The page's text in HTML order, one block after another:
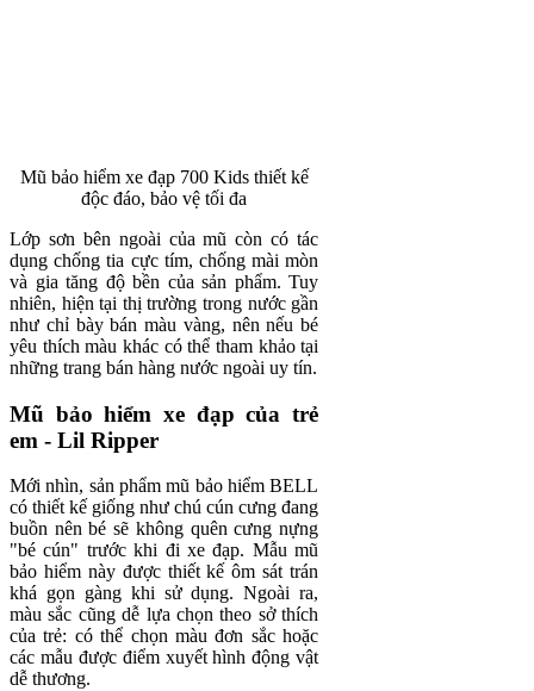
Mũ bảo hiểm xe đạp 700 Kids thiết kế
độc đáo, bảo vệ tối đa
Lớp sơn bên ngoài của mũ còn có tác
dụng chống tia cực tím, chống mài mòn
và gia tăng độ bền của sản phẩm. Tuy
nhiên, hiện tại thị trường trong nước gần
như chỉ bày bán màu vàng, nên nếu bé
yêu thích màu khác có thể tham khảo tại
những trang bán hàng nước ngoài uy tín.
Mũ bảo hiểm xe đạp của trẻ
em - Lil Ripper
Mới nhìn, sản phẩm mũ bảo hiểm BELL
có thiết kế giống như chú cún cưng đang
buồn nên bé sẽ không quên cưng nựng
"bé cún" trước khi đi xe đạp. Mẫu mũ
bảo hiểm này được thiết kế ôm sát trán
khá gọn gàng khi sử dụng. Ngoài ra,
màu sắc cũng dễ lựa chọn theo sở thích
của trẻ: có thể chọn màu đơn sắc hoặc
các mẫu được điểm xuyết hình động vật
dễ thương.